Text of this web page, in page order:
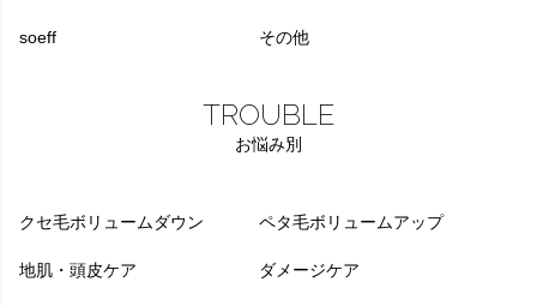
soeff その他
TROUBLE
お悩み別
クセ毛ボリュームダウン ペタ毛ボリュームアップ
地肌・頭皮ケア ダメージケア